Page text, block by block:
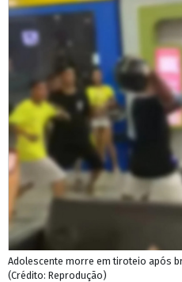
Adolescente morre em tiroteio após
(Crédito: Reprodução)